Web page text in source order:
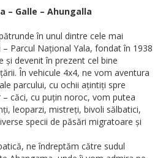
– Galle – Ahungalla
în unul dintre cele mai
Parcul Național Yala, fondat în 1938
și devenit în prezent cel bine
În vehicule 4x4, ne vom aventura
parcului, cu ochii ațintiți spre
căci, cu puțin noroc, vom putea
leoparzi, mistreți, bivoli sălbatici,
specii de păsări migratoare și
ne îndreptăm către sudul